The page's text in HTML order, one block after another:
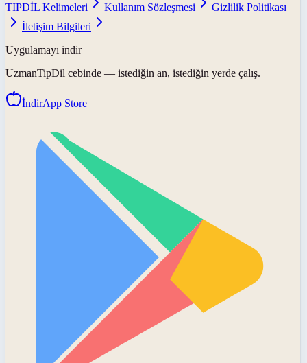
TIPDİL Kelimeleri
Kullanım Sözleşmesi
Gizlilik Politikası
İletişim Bilgileri
Uygulamayı indir
UzmanTipDil cebinde — istediğin an, istediğin yerde çalış.
İndirApp Store